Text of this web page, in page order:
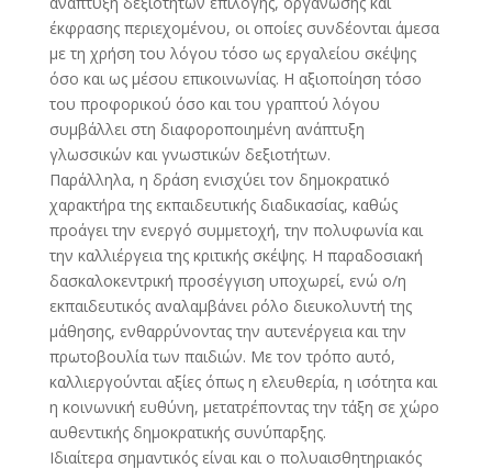
έκφρασης περιεχομένου, οι οποίες συνδέονται άμεσα
με τη χρήση του λόγου τόσο ως εργαλείου σκέψης
όσο και ως μέσου επικοινωνίας. Η αξιοποίηση τόσο
του προφορικού όσο και του γραπτού λόγου
συμβάλλει στη διαφοροποιημένη ανάπτυξη
γλωσσικών και γνωστικών δεξιοτήτων.
Παράλληλα, η δράση ενισχύει τον δημοκρατικό
χαρακτήρα της εκπαιδευτικής διαδικασίας, καθώς
προάγει την ενεργό συμμετοχή, την πολυφωνία και
την καλλιέργεια της κριτικής σκέψης. Η παραδοσιακή
δασκαλοκεντρική προσέγγιση υποχωρεί, ενώ ο/η
εκπαιδευτικός αναλαμβάνει ρόλο διευκολυντή της
μάθησης, ενθαρρύνοντας την αυτενέργεια και την
πρωτοβουλία των παιδιών. Με τον τρόπο αυτό,
καλλιεργούνται αξίες όπως η ελευθερία, η ισότητα και
η κοινωνική ευθύνη, μετατρέποντας την τάξη σε χώρο
αυθεντικής δημοκρατικής συνύπαρξης.
Ιδιαίτερα σημαντικός είναι και ο πολυαισθητηριακός